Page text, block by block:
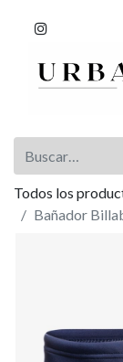
Todos los
Bañador